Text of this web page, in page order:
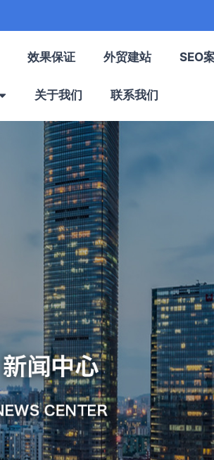
效果保证 外贸建站 SEO
关于我们 联系我们